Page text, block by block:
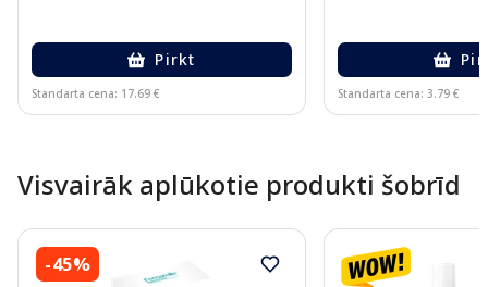
Pirkt
Standarta cena: 17.69 € Standarta cena: 3.79 €
Visvairāk aplūkotie produkti šobrīd
-45%